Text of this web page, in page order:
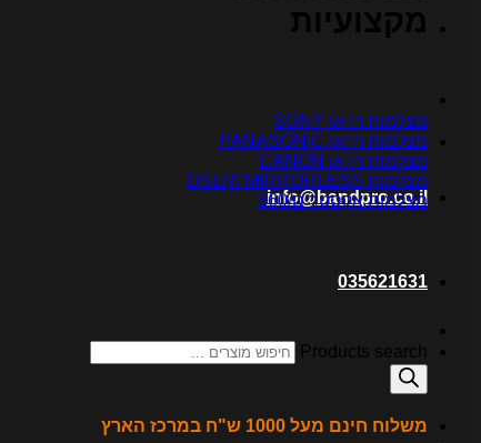
info@bandpro.co.il
035621631
Products search
משלוח חינם מעל 1000 ש"ח במרכז הארץ
מקצועיות
מצלמות וידאו SONY
מצלמות וידאו PANASONIC
מצלמות וידאו CANON
מצלמות DSLR/ MIRRORLESS
מצלמות אקסטרים/360